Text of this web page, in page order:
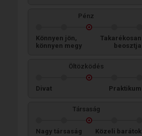
Pénz
Könnyen jön,
könnyen megy
Takarékosan
beosztja
Öltözködés
Divat Praktikum
Társaság
Nagy társaság Közeli barátok